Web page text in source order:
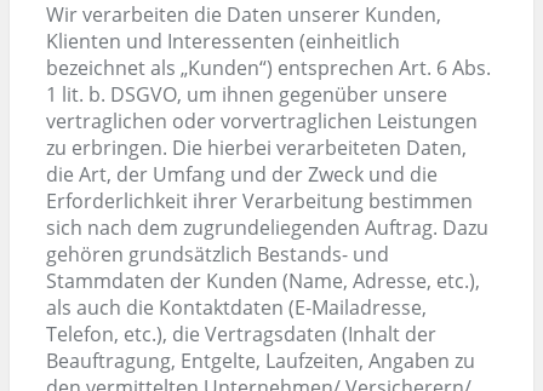
Wir verarbeiten die Daten unserer Kunden,
Klienten und Interessenten (einheitlich
bezeichnet als „Kunden“) entsprechen Art. 6 Abs.
1 lit. b. DSGVO, um ihnen gegenüber unsere
vertraglichen oder vorvertraglichen Leistungen
zu erbringen. Die hierbei verarbeiteten Daten,
die Art, der Umfang und der Zweck und die
Erforderlichkeit ihrer Verarbeitung bestimmen
sich nach dem zugrundeliegenden Auftrag. Dazu
gehören grundsätzlich Bestands- und
Stammdaten der Kunden (Name, Adresse, etc.),
als auch die Kontaktdaten (E-Mailadresse,
Telefon, etc.), die Vertragsdaten (Inhalt der
Beauftragung, Entgelte, Laufzeiten, Angaben zu